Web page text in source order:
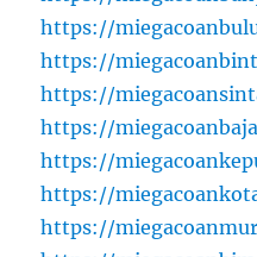
https://
https://
https://
https://
https://
https://
https://